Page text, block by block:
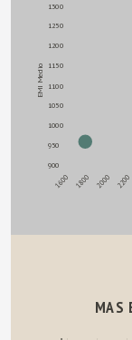
900
950
1000
1050
1100
1150
1200
1250
1300
1600 1800 2000 2200
EMI Medio
MAS